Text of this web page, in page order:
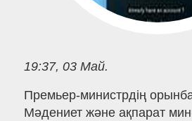
19:37, 03 Май.
Премьер-министрдің
Мәдениет және ақпарат